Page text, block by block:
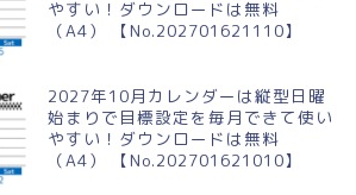
やすい！ダウンロードは無料
（A4） 【No.202701621110】
2027年10月カレンダーは縦型日曜
始まりで目標設定を毎月できて使い
やすい！ダウンロードは無料
（A4） 【No.202701621010】